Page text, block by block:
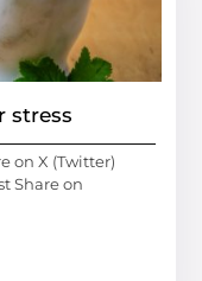
stress
on X (Twitter)
Share on